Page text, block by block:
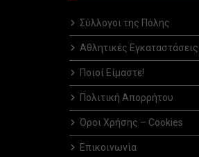
Σύλλογοι της Πόλης
Αθλητικές Εγκαταστάσεις
Ποιοί Είμαστε!
Πολιτική Απορρήτου
Όροι Χρήσης – Cookies
Επικοινωνία